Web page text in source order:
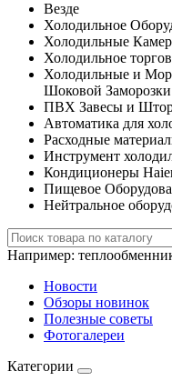
Везде
Холодильное
Холодильные
Холодильное
Холодильные и
Шоковой
ПВХ Завесы и
Автоматика для
Расходные
Инструмент
Кондиционеры
Пищевое
Нейтральное
Например:
Новости
Обзоры новинок
Полезные советы
Фотогалереи
Категории